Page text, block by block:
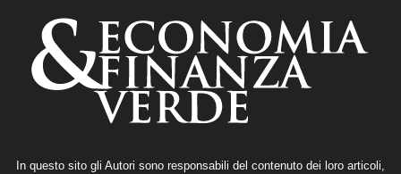
In questo sito gli Autori sono responsabili del contenuto dei loro articoli,